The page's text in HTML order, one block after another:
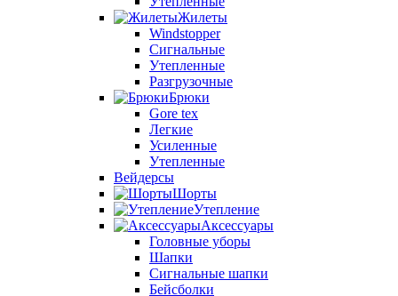
Жилеты
Windstopper
Сигнальные
Утепленные
Разгрузочные
Брюки
Gore tex
Легкие
Усиленные
Утепленные
Вейдерсы
Шорты
Утепление
Аксессуары
Головные уборы
Шапки
Сигнальные шапки
Бейсболки